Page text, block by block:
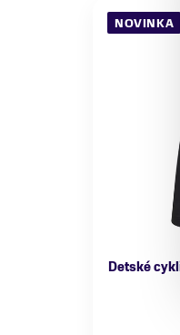
NOVINKA
Detské